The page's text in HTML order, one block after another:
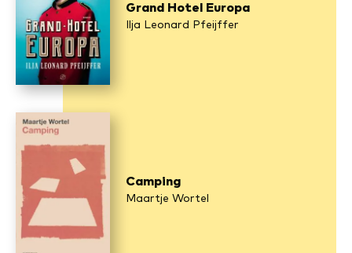
Grand Hotel Europa
Ilja Leonard Pfeijffer
Camping
Maartje Wortel